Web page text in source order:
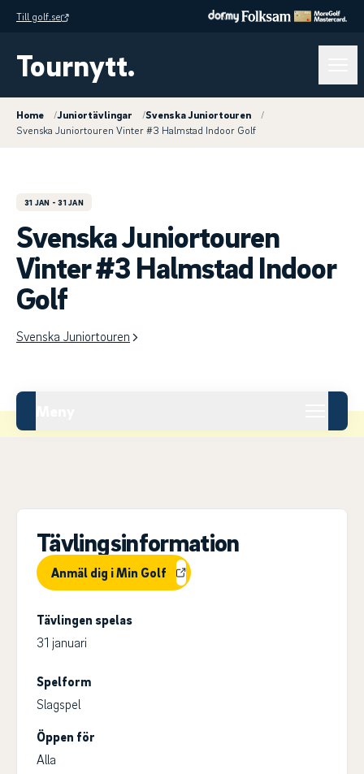
Till golf.se
Tournytt.
Home /Juniortävlingar /Svenska Juniortouren
/
Svenska Juniortouren Vinter #3 Halmstad Indoor Golf
31 JAN - 31 JAN
Svenska Juniortouren
Vinter #3 Halmstad Indoor
Golf
Svenska Juniortouren
Tävlingsinformation
Anmäl dig i Min Golf
Tävlingen spelas
31 januari
Spelform
Slagspel
Öppen för
Alla